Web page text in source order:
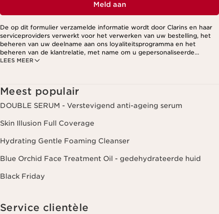
Meld aan
LEES MEER
De op dit formulier verzamelde informatie wordt door Clarins en haar
serviceproviders verwerkt voor het verwerken van uw bestelling, het
beheren van uw deelname aan ons loyaliteitsprogramma en het
beheren van de klantrelatie, met name om u gepersonaliseerde
aanbiedingen te kunnen sturen op basis van uw eerdere aankopen en
Meest populair
DOUBLE SERUM - Verstevigend anti-ageing serum
Skin Illusion Full Coverage
Hydrating Gentle Foaming Cleanser
Blue Orchid Face Treatment Oil - gedehydrateerde huid
Black Friday
Service clientèle